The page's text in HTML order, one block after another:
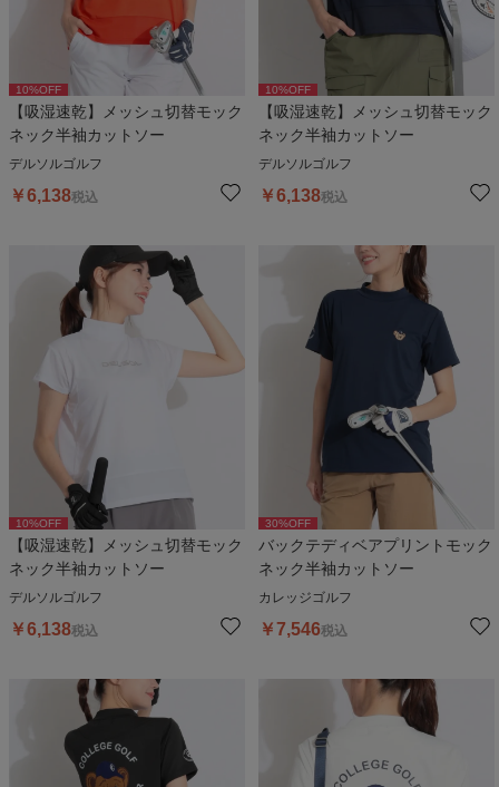
10%OFF
【吸湿速乾】メッシュ切替モック
ネック半袖カットソー
デルソルゴルフ
￥6,138税込
10%OFF
【吸湿速乾】メッシュ切替モック
ネック半袖カットソー
デルソルゴルフ
￥6,138税込
10%OFF
【吸湿速乾】メッシュ切替モック
ネック半袖カットソー
デルソルゴルフ
￥6,138税込
30%OFF
バックテディベアプリントモック
ネック半袖カットソー
カレッジゴルフ
￥7,546税込